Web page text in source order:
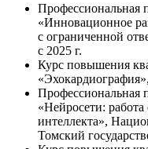
Профессиональная
«Инновационное
с ограниченной
с 2025 г.
Курс повышения
Профессиональная
«Нейросети:
интеллекта»,
Томский